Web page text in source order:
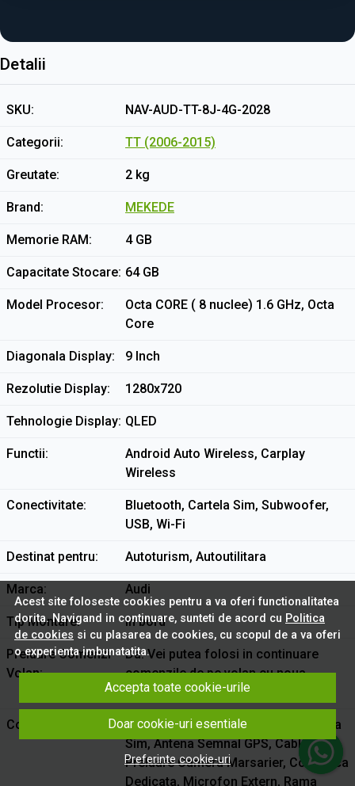
Detalii
SKU NAV-AUD-TT-8J-4G-2028
Categorii TT (2006-2015)
Greutate 2 kg
Brand MEKEDE
Memorie RAM 4 GB
Capacitate Stocare 64 GB
Model Procesor
Octa CORE ( 8 nuclee) 1.6 GHz, Octa
Core
Diagonala Display 9 Inch
Rezolutie Display 1280x720
Tehnologie Display QLED
Functii
Android Auto Wireless, Carplay
Wireless
Conectivitate
Bluetooth, Cartela Sim, Subwoofer,
USB, Wi-Fi
Destinat pentru Autoturism, Autoutilitara
Marca Audi
Tip Montare In bord
Preluare Comenzi
Volan
Da. Vei putea folosi in continuare
comenzile de pe volan cu noua
navigatie
Continut Pachet
2 Porturi USB, Antena Semnal Cartela
Sim, Antena Semnal GPS, Cablu
Preluare Camera Marsarier, Conectica
Dedicata, Microfon Extern, Rama
Acest site foloseste cookies pentru a va oferi functionalitatea
dorita. Navigand in continuare, sunteti de acord cu Politica
de cookies si cu plasarea de cookies, cu scopul de a va oferi
o experienta imbunatatita.
Accepta toate cookie-urile
Doar cookie-uri esentiale
Preferinte cookie-uri